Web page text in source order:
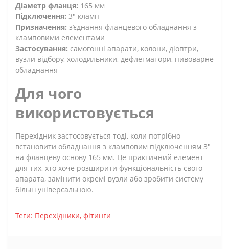
Діаметр фланця: 165 мм
Підключення: 3" кламп
Призначення: з’єднання фланцевого обладнання з
кламповими елементами
Застосування: самогонні апарати, колони, діоптри,
вузли відбору, холодильники, дефлегматори, пивоварне
обладнання
Для чого
використовується
Перехідник застосовується тоді, коли потрібно
встановити обладнання з кламповим підключенням 3"
на фланцеву основу 165 мм. Це практичний елемент
для тих, хто хоче розширити функціональність свого
апарата, замінити окремі вузли або зробити систему
більш універсальною.
Теги: Перехідники, фітинги